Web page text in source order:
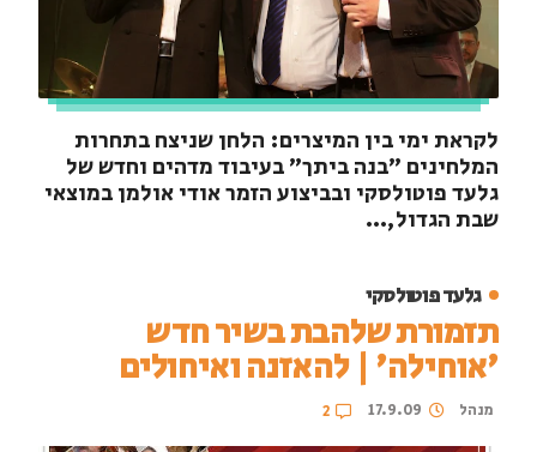
לקראת ימי בין המיצרים: הלחן שניצח בתחרות
המלחינים "בנה ביתך" בעיבוד מדהים וחדש של
גלעד פוטולסקי ובביצוע הזמר אודי אולמן במוצאי
שבת הגדול,...
גלעד פוטולסקי
תזמורת שלהבת בשיר חדש
'אוחילה' | להאזנה ואיחולים
מנהל 17.9.09
2